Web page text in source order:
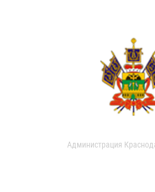
Администрация